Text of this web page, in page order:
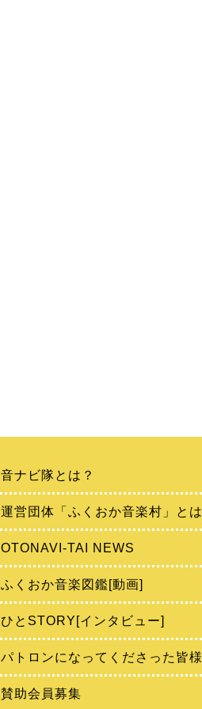
音ナビ隊とは？
運営団体「ふくおか音楽村」とは
OTONAVI-TAI NEWS
ふくおか音楽図鑑[動画]
ひとSTORY[インタビュー]
パトロンになってくださった皆様
賛助会員募集